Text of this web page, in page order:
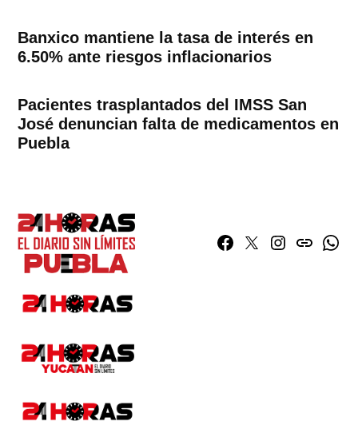
Banxico mantiene la tasa de interés en
6.50% ante riesgos inflacionarios
Pacientes trasplantados del IMSS San
José denuncian falta de medicamentos en
Puebla
Facebook
TwitterInstagram
issuu